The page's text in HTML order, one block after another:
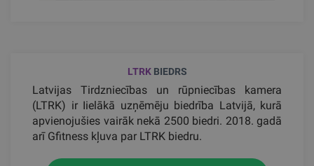
LTRK BIEDRS
Latvijas Tirdzniecības un rūpniecības kamera
(LTRK) ir Iielākā uzņēmēju biedrība Latvijā, kurā
apvienojušies vairāk nekā 2500 biedri. 2018. gadā
arī Gfitness kļuva par LTRK biedru.